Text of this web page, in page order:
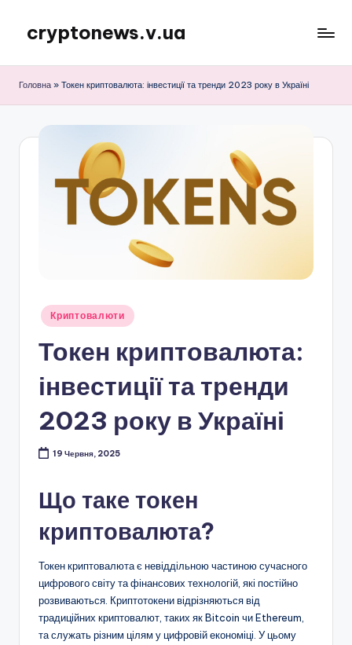
Перейти
вмісту
cryptonews.v.ua
криптовалют,
курси,
гайди.
Головна » Токен криптовалюта: інвестиції та тренди 2023 року в Україні
Опубліковано
Криптовалюти
Токен криптовалюта:
інвестиції та тренди
2023 року в Україні
19 Червня, 2025
Що таке токен
криптовалюта?
Токен криптовалюта є невіддільною частиною сучасного
цифрового світу та фінансових технологій, які постійно
розвиваються. Криптотокени відрізняються від
традиційних криптовалют, таких як Bitcoin чи Ethereum,
та служать різним цілям у цифровій економіці. У цьому